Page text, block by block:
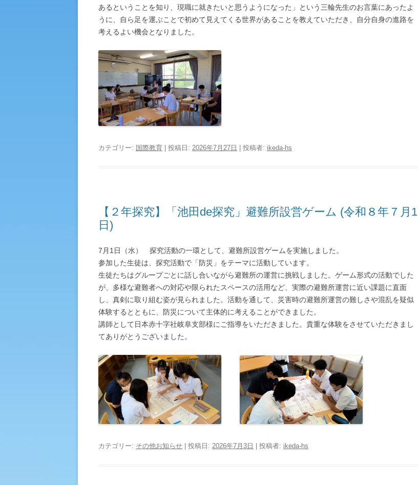
あるということを知り、現職に就きたいと思うようになった」という三輪先生のお言葉にあったよ
うに、自ら足を運ぶことで初めて見えてくる世界があることを教えていただき、自分自身の進路を
考えるよい機会となりました。
カテゴリー: 国際教育 | 投稿日: 2026年7月27日 投稿者: ikeda-hs
【２年探究】「池田de探究」避難所設営ゲーム (令和８年７月1
日)
7月1日（水） 探究活動の一環として、避難所設営ゲームを実施しました。
参加した生徒は、探究活動で「防災」をテーマに活動しています。
生徒たちはグループごとに話し合いながら避難所の運営に挑戦しました。ゲーム形式の活動でした
が、多様な避難者への対応や限られたスペースの活用など、実際の避難所運営に近い課題に直面
し、真剣に取り組む姿が見られました。活動を通して、災害時の避難所運営の難しさや混乱を疑似
体験するとともに、防災について主体的に考えることができました。
講師として日本赤十字社岐阜支部様にご指導をいただきました。貴重な体験をさせていただきまし
てありがとうございました。
カテゴリー: その他お知らせ | 投稿日: 2026年7月3日 投稿者: ikeda-hs